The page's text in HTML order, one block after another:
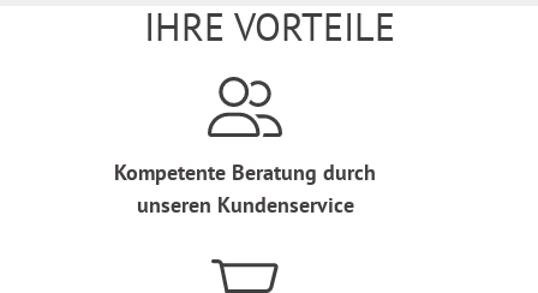
IHRE VORTEILE
Kompetente Beratung durch
unseren Kundenservice